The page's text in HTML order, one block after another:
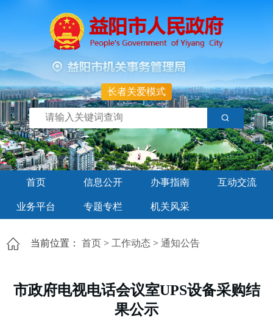
长者关爱模式
首页 信息公开 办事指南 互动交流
业务平台 专题专栏 机关风采
当前位置： 首页 > 工作动态 > 通知公告
市政府电视电话会议室UPS设备采购结
果公示